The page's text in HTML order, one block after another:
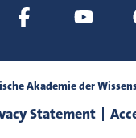
Akademie der
Statement